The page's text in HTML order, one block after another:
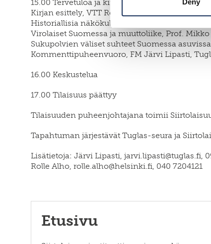
Deny
15.00 Tervetuloa ja kirjan esittely
Kirjan esittely, VTT Rolle Alho, Helsingin
Historiallisia näkökulmia, FT Heikki Rausmaa,
Virolaiset Suomessa ja muuttoliike, Prof.
Sukupolvien väliset suhteet Suomessa
Kommenttipuheenvuoro, FM Järvi Lipasti,
16.00 Keskustelua
17.00 Tilaisuus päättyy
Tilaisuuden puheenjohtajana toimii
Tapahtuman järjestävät Tuglas-seura ja
Lisätietoja: Järvi Lipasti, jarvi.lipasti@tuglas.fi,
Rolle Alho, rolle.alho@helsinki.fi, 040 7204121
Etusivu